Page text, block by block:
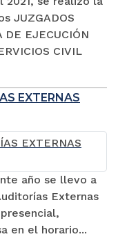
JUZGADOS
DE EJECUCIÓN
CIVIL
EXTERNAS
año se llevo a
Externas
en el horario...